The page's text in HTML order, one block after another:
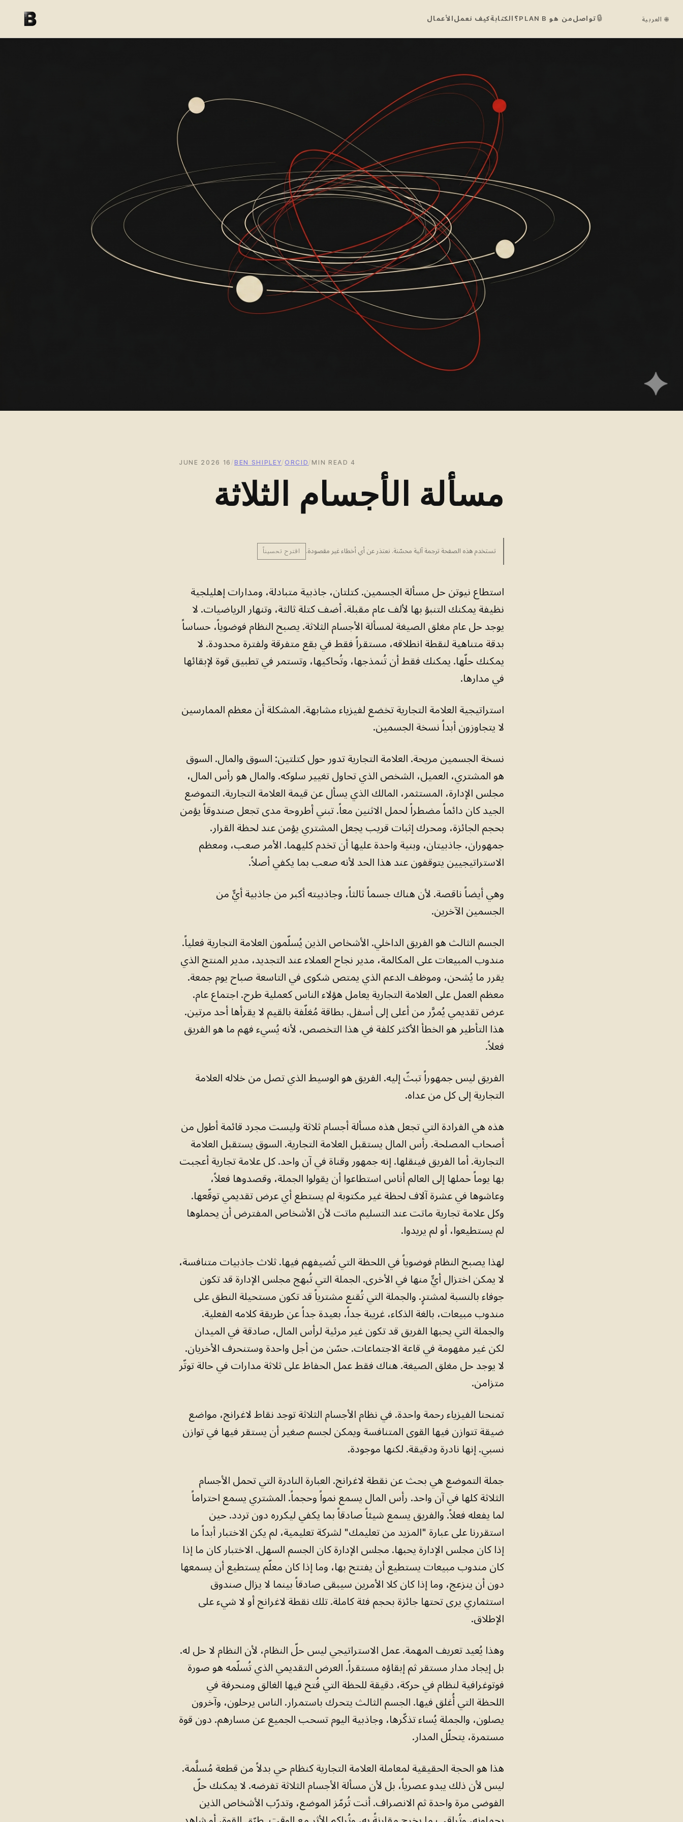
الأعمالكيف نعملالكتابة من هو PLAN B؟تواصل🔒
16 JUNE 2026 / BEN SHIPLEY/ ORCID / 4 MIN READ
مسألة الأجسام الثلاثة
تستخدم هذه الصفحة ترجمة آلية محسّنة. نعتذر عن أي أخطاء غير مقصودة. اقترح تحسيناً
استطاع نيوتن حل مسألة الجسمين. كتلتان، جاذبية متبادلة، ومدارات إهليلجية
نظيفة يمكنك التنبؤ بها لألف عام مقبلة. أضف كتلة ثالثة، وتنهار الرياضيات. لا
يوجد حل عام مغلق الصيغة لمسألة الأجسام الثلاثة. يصبح النظام فوضوياً، حساساً
بدقة متناهية لنقطة انطلاقه، مستقراً فقط في بقع متفرقة ولفترة محدودة. لا
يمكنك حلّها. يمكنك فقط أن تُنمذجها، وتُحاكيها، وتستمر في تطبيق قوة لإبقائها
في مدارها.
استراتيجية العلامة التجارية تخضع لفيزياء مشابهة. المشكلة أن معظم الممارسين
لا يتجاوزون أبداً نسخة الجسمين.
نسخة الجسمين مريحة. العلامة التجارية تدور حول كتلتين: السوق والمال. السوق
هو المشتري، العميل، الشخص الذي تحاول تغيير سلوكه. والمال هو رأس المال،
مجلس الإدارة، المستثمر، المالك الذي يسأل عن قيمة العلامة التجارية. التموضع
الجيد كان دائماً مضطراً لحمل الاثنين معاً. تبني أطروحة مدى تجعل صندوقاً يؤمن
بحجم الجائزة، ومحرك إثبات قريب يجعل المشتري يؤمن عند لحظة القرار.
جمهوران، جاذبيتان، وبنية واحدة عليها أن تخدم كليهما. الأمر صعب، ومعظم
الاستراتيجيين يتوقفون عند هذا الحد لأنه صعب بما يكفي أصلاً.
وهي أيضاً ناقصة. لأن هناك جسماً ثالثاً، وجاذبيته أكبر من جاذبية أيٍّ من
الجسمين الآخرين.
الجسم الثالث هو الفريق الداخلي. الأشخاص الذين يُسلّمون العلامة التجارية فعلياً.
مندوب المبيعات على المكالمة، مدير نجاح العملاء عند التجديد، مدير المنتج الذي
يقرر ما يُشحن، وموظف الدعم الذي يمتص شكوى في التاسعة صباح يوم جمعة.
معظم العمل على العلامة التجارية يعامل هؤلاء الناس كعملية طرح. اجتماع عام.
عرض تقديمي يُمرَّر من أعلى إلى أسفل. بطاقة مُغلّفة بالقيم لا يقرأها أحد مرتين.
هذا التأطير هو الخطأ الأكثر كلفة في هذا التخصص، لأنه يُسيء فهم ما هو الفريق
فعلاً.
الفريق ليس جمهوراً تبثّ إليه. الفريق هو الوسيط الذي تصل من خلاله العلامة
التجارية إلى كل من عداه.
هذه هي الفرادة التي تجعل هذه مسألة أجسام ثلاثة وليست مجرد قائمة أطول من
أصحاب المصلحة. رأس المال يستقبل العلامة التجارية. السوق يستقبل العلامة
التجارية. أما الفريق فينقلها. إنه جمهور وقناة في آن واحد. كل علامة تجارية أعجبت
بها يوماً حملها إلى العالم أناس استطاعوا أن يقولوا الجملة، وقصدوها فعلاً،
وعاشوها في عشرة آلاف لحظة غير مكتوبة لم يستطع أي عرض تقديمي توقّعها.
وكل علامة تجارية ماتت عند التسليم ماتت لأن الأشخاص المفترض أن يحملوها
لم يستطيعوا، أو لم يريدوا.
لهذا يصبح النظام فوضوياً في اللحظة التي تُضيفهم فيها. ثلاث جاذبيات متنافسة،
لا يمكن اختزال أيٍّ منها في الأخرى. الجملة التي تُبهج مجلس الإدارة قد تكون
جوفاء بالنسبة لمشترٍ. والجملة التي تُقنع مشترياً قد تكون مستحيلة النطق على
مندوب مبيعات، بالغة الذكاء، غريبة جداً، بعيدة جداً عن طريقة كلامه الفعلية.
والجملة التي يحبها الفريق قد تكون غير مرئية لرأس المال، صادقة في الميدان
لكن غير مفهومة في قاعة الاجتماعات. حسّن من أجل واحدة وستنحرف الأخريان.
لا يوجد حل مغلق الصيغة. هناك فقط عمل الحفاظ على ثلاثة مدارات في حالة توتّر
متزامن.
تمنحنا الفيزياء رحمة واحدة. في نظام الأجسام الثلاثة توجد نقاط لاغرانج، مواضع
ضيقة تتوازن فيها القوى المتنافسة ويمكن لجسم صغير أن يستقر فيها في توازن
نسبي. إنها نادرة ودقيقة. لكنها موجودة.
جملة التموضع هي بحث عن نقطة لاغرانج. العبارة النادرة التي تحمل الأجسام
الثلاثة كلها في آن واحد. رأس المال يسمع نمواً وحجماً. المشتري يسمع احتراماً
لما يفعله فعلاً. والفريق يسمع شيئاً صادقاً بما يكفي ليكرره دون تردد. حين
استقررنا على عبارة "المزيد من تعليمك" لشركة تعليمية، لم يكن الاختبار أبداً ما
إذا كان مجلس الإدارة يحبها. مجلس الإدارة كان الجسم السهل. الاختبار كان ما إذا
كان مندوب مبيعات يستطيع أن يفتتح بها، وما إذا كان معلّم يستطيع أن يسمعها
دون أن ينزعج، وما إذا كان كلا الأمرين سيبقى صادقاً بينما لا يزال صندوق
استثماري يرى تحتها جائزة بحجم فئة كاملة. تلك نقطة لاغرانج أو لا شيء على
الإطلاق.
وهذا يُعيد تعريف المهمة. عمل الاستراتيجي ليس حلّ النظام، لأن النظام لا حل له.
بل إيجاد مدار مستقر ثم إبقاؤه مستقراً. العرض التقديمي الذي تُسلّمه هو صورة
فوتوغرافية لنظام في حركة، دقيقة للحظة التي فُتح فيها الغالق ومنحرفة في
اللحظة التي أُغلق فيها. الجسم الثالث يتحرك باستمرار. الناس يرحلون، وآخرون
يصلون، والجملة يُساء تذكّرها، وجاذبية اليوم تسحب الجميع عن مسارهم. دون قوة
مستمرة، يتحلّل المدار.
هذا هو الحجة الحقيقية لمعاملة العلامة التجارية كنظام حي بدلاً من قطعة مُسلَّمة.
ليس لأن ذلك يبدو عصرياً، بل لأن مسألة الأجسام الثلاثة تفرضه. لا يمكنك حلّ
الفوضى مرة واحدة ثم الانصراف. أنت تُرمّز الموضع، وتدرّب الأشخاص الذين
🌐 العربية